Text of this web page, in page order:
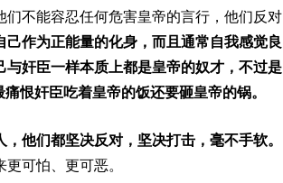
不能容忍任何危害皇帝的言行，他们反对
己作为正能量的化身，而且通常自我感觉良
奸臣一样本质上都是皇帝的奴才，不过是
痛恨奸臣吃着皇帝的饭还要砸皇帝的锅。
他们都坚决反对，坚决打击，毫不手软。
可怕、更可恶。